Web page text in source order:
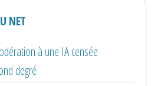
NET
à une IA censée
degré